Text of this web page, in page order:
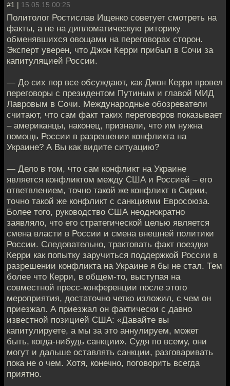
#1 | 15.05.15 00:25
Политолог Ростислав Ищенко советует смотреть на
факты, а не на дипломатическую риторику
обменявшихся овощами на переговорах сторон.
Эксперт уверен, что Джон Керри прибыл в Сочи за
капитуляцией России.
— До сих пор все обсуждают, как Джон Керри провел
переговоры с президентом Путиным и главой МИД
Лавровым в Сочи. Международные обозреватели
считают, что сам факт таких переговоров показывает
– американцы, наконец, признали, что им нужна
помощь России в разрешении конфликта на
Украине? А Вы как видите ситуацию?
— Дело в том, что сам конфликт на Украине
является конфликтом между США и Россией – его
ответвлением, точно такой же конфликт в Сирии,
точно такой же конфликт с санкциями Евросоюза.
Более того, руководство США неоднократно
заявляло, что его стратегической целью является
смена власти в России и смена внешней политики
России. Следовательно, трактовать факт поездки
Керри как попытку заручиться поддержкой России в
разрешении конфликта на Украине я бы не стал. Тем
более что Керри, в общем-то, выступая на
совместной пресс-конференции после этого
мероприятия, достаточно четко изложил, с чем он
приезжал. А приезжал он фактически с давно
известной позицией США: «Давайте вы
капитулируете, а мы за это аннулируем, может
быть, когда-нибудь санкции». Судя по всему, они
могут и дальше оставлять санкции, разговаривать
пока не о чем. Хотя, конечно, поговорить всегда
приятно.